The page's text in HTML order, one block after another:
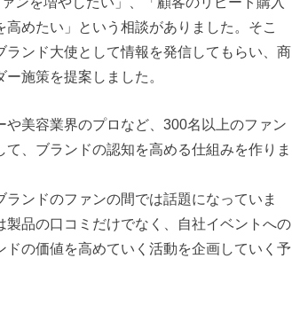
めたい」という相談がありました。そこ
ンド大使として情報を発信してもらい、商
施策を提案しました。
美容業界のプロなど、300名以上のファン
、ブランドの認知を高める仕組みを作りま
ンドのファンの間では話題になっていま
品の口コミだけでなく、自社イベントへの
の価値を高めていく活動を企画していく予